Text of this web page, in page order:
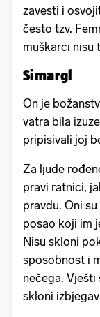
zavesti i
često tzv.
muškarci nisu
Simargl
On je
vatra bila
pripisivali joj
Za ljude
pravi ratnici,
pravdu. Oni
posao koji im
Nisu skloni
sposobnost i
nečega. Vješti
skloni